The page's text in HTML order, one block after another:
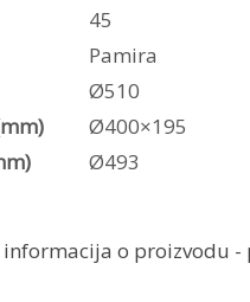
45
Pamira
Ø510
Ø400×195
Ø493
informacija o proizvodu -